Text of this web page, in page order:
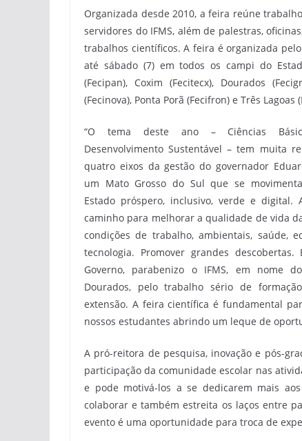
Organizada desde 2010, a feira reúne
servidores do IFMS, além de palestras,
trabalhos científicos. A feira é organizada
até sábado (7) em todos os campi do
(Fecipan), Coxim (Fecitecx), Dourados
(Fecinova), Ponta Porã (Fecifron) e Três Lagoas
“O tema deste ano – Ciências
Desenvolvimento Sustentável – tem muita
quatro eixos da gestão do governador
um Mato Grosso do Sul que se
Estado próspero, inclusivo, verde e digital.
caminho para melhorar a qualidade de vida
condições de trabalho, ambientais, saúde,
tecnologia. Promover grandes
Governo, parabenizo o IFMS, em nome
Dourados, pelo trabalho sério de
extensão. A feira científica é fundamental
nossos estudantes abrindo um leque de
A pró-reitora de pesquisa, inovação e pós-
participação da comunidade escolar nas
e pode motivá-los a se dedicarem mais
colaborar e também estreita os laços entre
evento é uma oportunidade para troca de